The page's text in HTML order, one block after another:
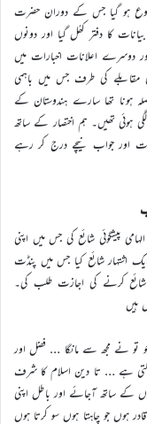
ہو گیا جس کے دوران حضرت
کا دفتر کھُل گیا اور دونوں
دوسرے اعلانات اخبارات میں
کی طرف جس میں باہمی
ہونا تھا سارے ہندوستان کے
ہوئی تھیں۔ ہم اختصار کے ساتھ
اور جواب نیچے درج کر رہے
1886ء کو ایک الہامی پیشگوئی شائع کی جس میں اپنی
ایک اشتہار شائع کیا جس میں پنڈت
کرنے کی اجازت طلب کی۔
ہیں
تو نے مجھ سے مانگا … فضل اور
ملتی ہے … تا دین اسلام کا شرف
کے ساتھ آجائے اور باطل اپنی
ہوں جو چاہتا ہوں سو کرتا ہوں